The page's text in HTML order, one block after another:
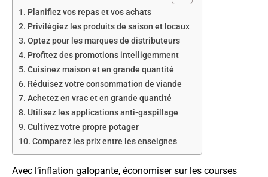
Planifiez vos repas et vos achats
Privilégiez les produits de saison et locaux
Optez pour les marques de distributeurs
Profitez des promotions intelligemment
Cuisinez maison et en grande quantité
Réduisez votre consommation de viande
Achetez en vrac et en grande quantité
Utilisez les applications anti-gaspillage
Cultivez votre propre potager
Comparez les prix entre les enseignes
Avec l’inflation galopante, économiser sur les courses